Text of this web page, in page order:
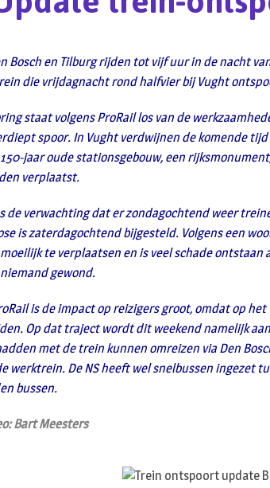
Bosch en Tilburg rijden tot vijf uur in de nacht
die vrijdagnacht rond halfvier bij Vught
staat volgens ProRail los van de
spoor. In Vught verdwijnen de komende
jaar oude stationsgebouw, een
verplaatst.
de verwachting dat er zondagochtend weer
is zaterdagochtend bijgesteld. Volgens een
te verplaatsen en is veel schade ontstaan
gewond.
is de impact op reizigers groot, omdat op
Op dat traject wordt dit weekend namelijk
met de trein kunnen omreizen via Den
werktrein. De NS heeft wel snelbussen ingezet
bussen.
Bart Meesters